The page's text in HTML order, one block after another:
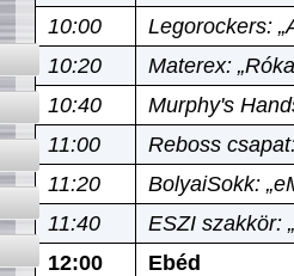
10:00
Legorockers:
10:20
Materex:
10:40
Murphy's
11:00
Reboss
11:20
BolyaiSokk:
11:40
ESZI szakkör:
12:00
Ebéd